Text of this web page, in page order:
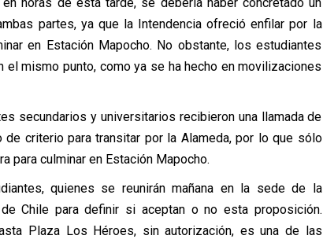
partes, ya que la Intendencia ofreció enfilar por la
en Estación Mapocho. No obstante, los estudiantes
el mismo punto, como ya se ha hecho en movilizaciones
secundarios y universitarios recibieron una llamada de
criterio para transitar por la Alameda, por lo que sólo
para culminar en Estación Mapocho.
quienes se reunirán mañana en la sede de la
Chile para definir si aceptan o no esta proposición.
Plaza Los Héroes, sin autorización, es una de las